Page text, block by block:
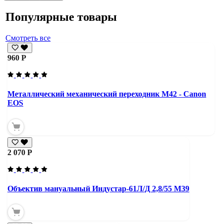
Популярные товары
Смотреть все
960 Р
Металлический механический переходник M42 - Canon
EOS
2 070 Р
Объектив мануальный Индустар-61Л/Д 2,8/55 М39